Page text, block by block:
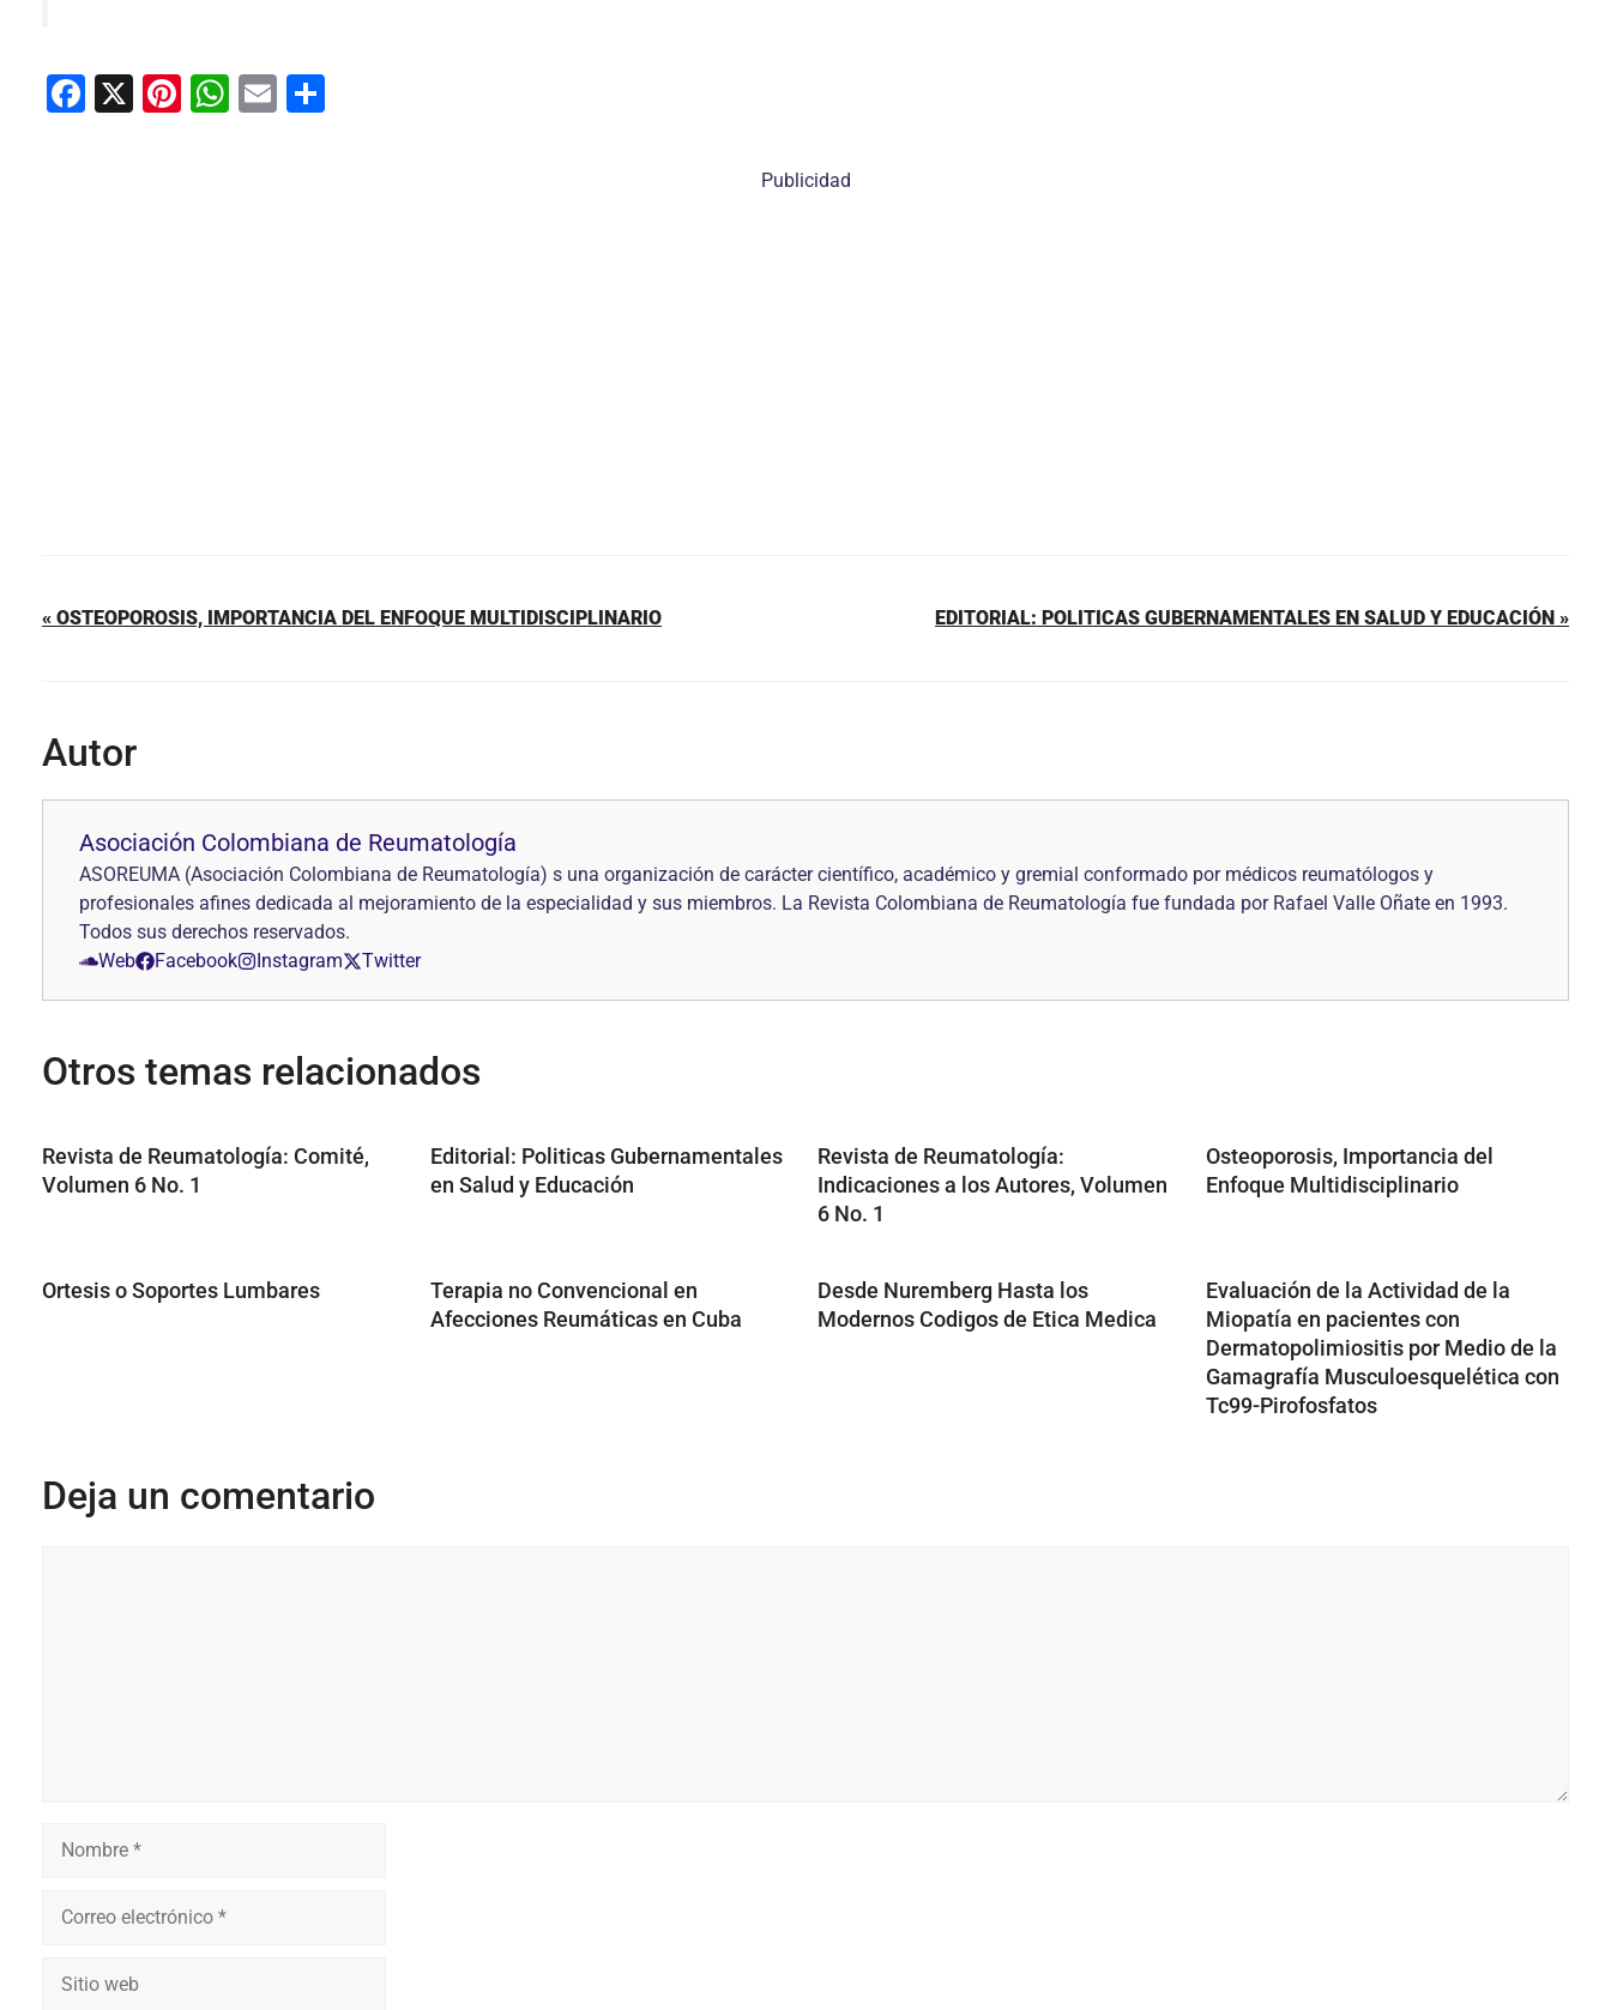
F
X
Pi W E
Publicidad
« OSTEOPOROSIS, IMPORTANCIA DEL ENFOQUE MULTIDISCIPLINARIO EDITORIAL: POLITICAS GUBERNAMENTALES EN SALUD Y EDUCACIÓN »
Autor
Asociación Colombiana de Reumatología
ASOREUMA (Asociación Colombiana de Reumatología) s una organización de carácter científico, académico y gremial conformado por médicos reumatólogos y
profesionales afines dedicada al mejoramiento de la especialidad y sus miembros. La Revista Colombiana de Reumatología fue fundada por Rafael Valle Oñate en 1993.
Todos sus derechos reservados.
Web
Facebook Instagram Twitter
Otros temas relacionados
Revista de Reumatología: Comité,
Volumen 6 No. 1
Editorial: Politicas Gubernamentales
en Salud y Educación
Revista de Reumatología:
Indicaciones a los Autores, Volumen
6 No. 1
Osteoporosis, Importancia del
Enfoque Multidisciplinario
Ortesis o Soportes Lumbares
Terapia no Convencional en
Afecciones Reumáticas en Cuba
Desde Nuremberg Hasta los
Modernos Codigos de Etica Medica
Evaluación de la Actividad de la
Miopatía en pacientes con
Dermatopolimiositis por Medio de la
Gamagrafía Musculoesquelética con
Tc99-Pirofosfatos
Deja un comentario
electrónico
web